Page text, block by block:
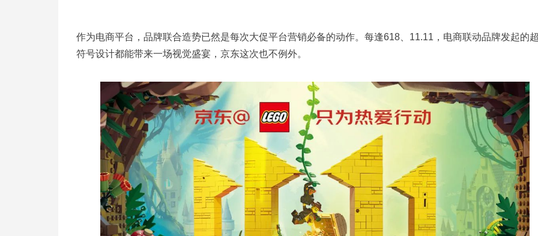
作为电商平台，品牌联合造势已然是每次大促平台营销必备的动作。每逢618、11.11，电商联动品牌发起的
符号设计都能带来一场视觉盛宴，京东这次也不例外。